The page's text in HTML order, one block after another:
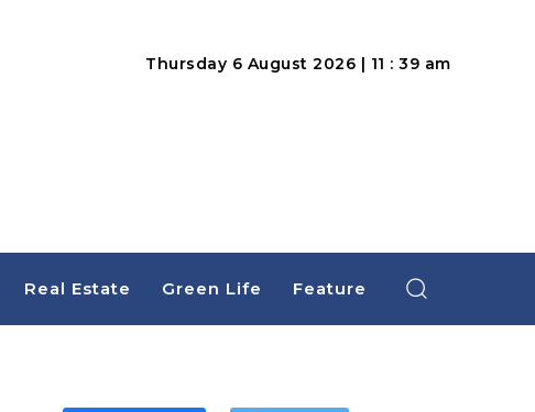
Thursday 6 August 2026 | 11 : 39 am
Real Estate Green Life Feature